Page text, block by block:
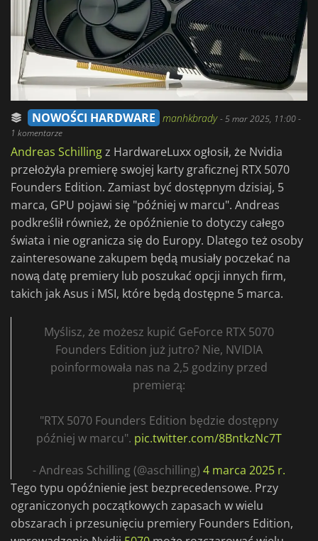
NOWOŚCI HARDWARE manhkbrady-5 mar 2025, 11:00-
1 komentarze
Andreas Schillingz HardwareLuxx ogłosił, że Nvidia
przełożyła premierę swojej karty graficznej RTX 5070
Founders Edition. Zamiast być dostępnym dzisiaj, 5
marca, GPU pojawi się "później w marcu". Andreas
podkreślił również, że opóźnienie to dotyczy całego
świata i nie ogranicza się do Europy. Dlatego też osoby
zainteresowane zakupem będą musiały poczekać na
nową datę premiery lub poszukać opcji innych firm,
takich jak Asus i MSI, które będą dostępne 5 marca.
Myślisz, że możesz kupić GeForce RTX 5070
Founders Edition już jutro? Nie, NVIDIA
poinformowała nas na 2,5 godziny przed
premierą:
"RTX 5070 Founders Edition będzie dostępny
później w marcu". pic.twitter.com/8BntkzNc7T
- Andreas Schilling (@aschilling) 4 marca 2025 r.
Tego typu opóźnienie jest bezprecedensowe. Przy
ograniczonych początkowych zapasach w wielu
obszarach i przesunięciu premiery Founders Edition,